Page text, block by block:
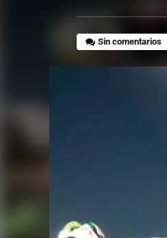
Sin comentarios